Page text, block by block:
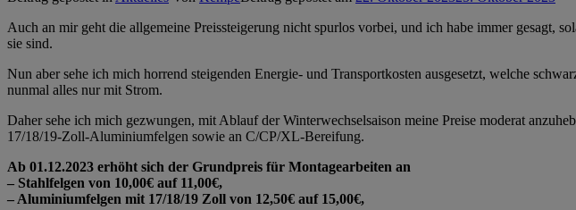
Auch an mir geht die allgemeine Preissteigerung nicht spurlos vorbei, und ich habe immer gesagt,
sie sind.
Nun aber sehe ich mich horrend steigenden Energie- und Transportkosten ausgesetzt, welche
nunmal alles nur mit Strom.
Daher sehe ich mich gezwungen, mit Ablauf der Winterwechselsaison meine Preise moderat
17/18/19-Zoll-Aluminiumfelgen sowie an C/CP/XL-Bereifung.
Ab 01.12.2023 erhöht sich der Grundpreis für Montagearbeiten an
– Stahlfelgen von 10,00€ auf 11,00€,
– Aluminiumfelgen mit 17/18/19 Zoll von 12,50€ auf 15,00€,